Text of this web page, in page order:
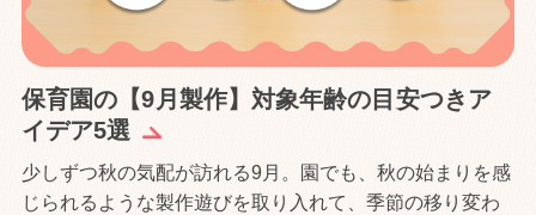
保育園の【9月製作】対象年齢の目安つきア
イデア5選
少しずつ秋の気配が訪れる9月。園でも、秋の始まりを感
じられるような製作遊びを取り入れて、季節の移り変わ